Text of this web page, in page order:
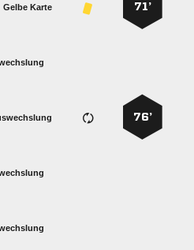
71’
Gelbe Karte
76’